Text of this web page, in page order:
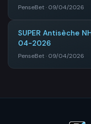
PenseBet · 09/04/2026
SUPER Antisèche
04-2026
PenseBet · 09/04/2026